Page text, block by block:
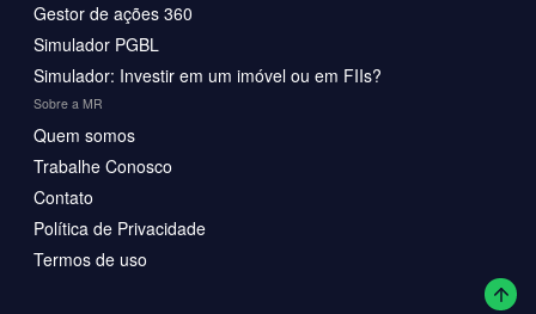
Gestor de ações 360
Simulador PGBL
Simulador: Investir em um imóvel ou em FIIs?
Sobre a MR
Quem somos
Trabalhe Conosco
Contato
Política de Privacidade
Termos de uso